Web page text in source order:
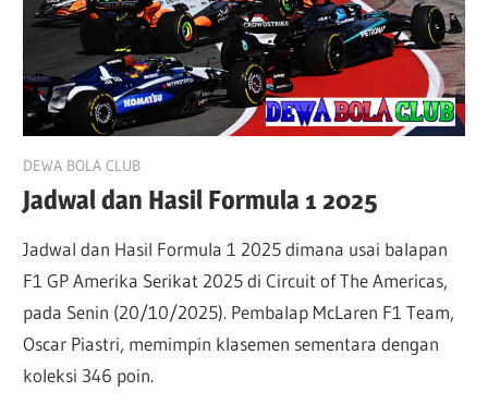
October 23, 2025
DEWA BOLA CLUB
Jadwal dan Hasil Formula 1 2025
Jadwal dan Hasil Formula 1 2025 dimana usai balapan
F1 GP Amerika Serikat 2025 di Circuit of The Americas,
pada Senin (20/10/2025). Pembalap McLaren F1 Team,
Oscar Piastri, memimpin klasemen sementara dengan
koleksi 346 poin.